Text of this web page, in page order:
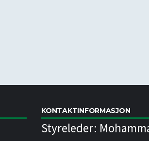
KONTAKTINFORMASJON
Styreleder: